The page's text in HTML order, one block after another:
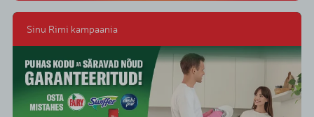
Sinu Rimi kampaania